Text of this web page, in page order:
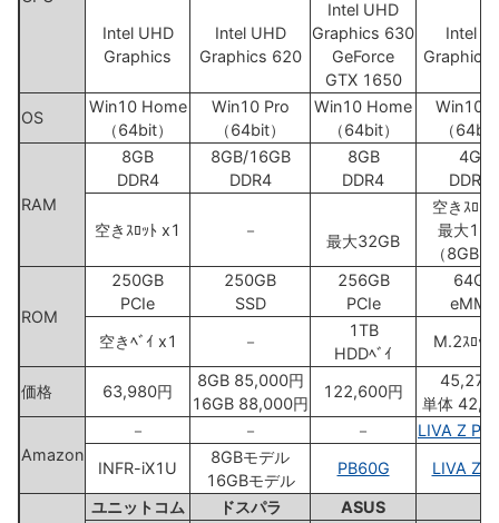
Intel UHD
Graphics
Intel UHD
Graphics 620
Intel UHD
Graphics 630
GeForce
GTX 1650
Intel
Graphics
OS
Win10 Home
（64bit）
Win10 Pro
（64bit）
Win10 Home
（64bit）
Win10
（64bit
RAM
8GB
DDR4
8GB/16GB
DDR4
8GB
DDR4
4GB
DDR3L
空きｽﾛｯﾄ x1 －
最大32GB
空きｽﾛｯ
最大
（8GB
ROM
250GB
PCIe
250GB
SSD
256GB
PCIe
64GB
eMMC
空きﾍﾞｲ x1
－
1TB
HDDﾍﾞｲ
M.2ｽﾛｯﾄ
価格 63,980円
8GB 85,000円
16GB 88,000円
122,600円
45,273
単体
Amazon
－ － －
LIVA Z
INFR-iX1U
8GBモデル
16GBモデル
PB60G LIVA Z
ユニットコム ドスパラ
ASUS